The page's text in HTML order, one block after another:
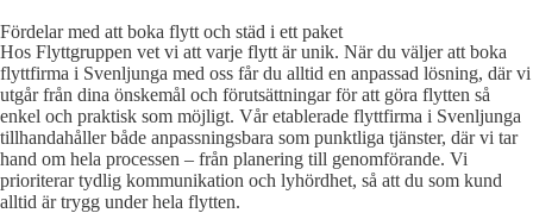
Fördelar med att boka flytt och städ i ett paket
Hos Flyttgruppen vet vi att varje flytt är unik. När du väljer att boka
flyttfirma i Svenljunga med oss får du alltid en anpassad lösning, där vi
utgår från dina önskemål och förutsättningar för att göra flytten så
enkel och praktisk som möjligt. Vår etablerade flyttfirma i Svenljunga
tillhandahåller både anpassningsbara som punktliga tjänster, där vi tar
hand om hela processen – från planering till genomförande. Vi
prioriterar tydlig kommunikation och lyhördhet, så att du som kund
alltid är trygg under hela flytten.